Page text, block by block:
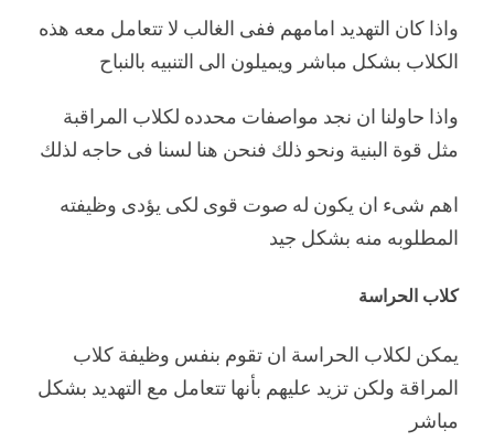
واذا كان التهديد امامهم ففى الغالب لا تتعامل معه هذه
الكلاب بشكل مباشر ويميلون الى التنبيه بالنباح
واذا حاولنا ان نجد مواصفات محدده لكلاب المراقبة
مثل قوة البنية ونحو ذلك فنحن هنا لسنا فى حاجه لذلك
اهم شىء ان يكون له صوت قوى لكى يؤدى وظيفته
المطلوبه منه بشكل جيد
كلاب الحراسة
يمكن لكلاب الحراسة ان تقوم بنفس وظيفة كلاب
المراقة ولكن تزيد عليهم بأنها تتعامل مع التهديد بشكل
مباشر